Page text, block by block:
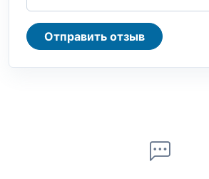
Отправить отзыв